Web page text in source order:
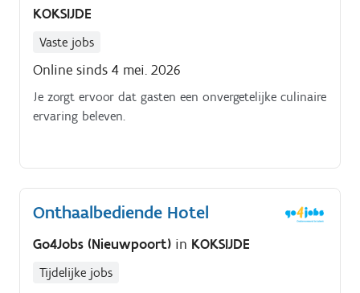
KOKSIJDE
Vaste jobs
Online sinds 4 mei. 2026
Je zorgt ervoor dat gasten een onvergetelijke culinaire
ervaring beleven.
Onthaalbediende Hotel
Go4Jobs (Nieuwpoort) in KOKSIJDE
Tijdelijke jobs